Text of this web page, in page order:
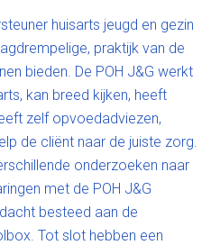
huisarts jeugd en gezin
praktijk van de
bieden. De POH J&G werkt
kan breed kijken, heeft
zelf opvoedadviezen,
de cliënt naar de juiste zorg.
onderzoeken naar
met de POH J&G
besteed aan de
Tot slot hebben een